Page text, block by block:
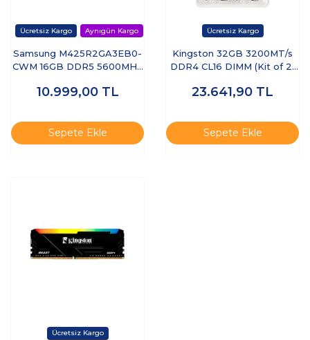
Samsung M425R2GA3EB0-
CWM 16GB DDR5 5600MHz
10.999,00 TL
Sepete Ekle
Kingston 32GB 3200MT/s
DDR4 CL16 DIMM (Kit of 2)
KF432C16BBK2/32TR -
23.641,90 TL
Sepete Ekle